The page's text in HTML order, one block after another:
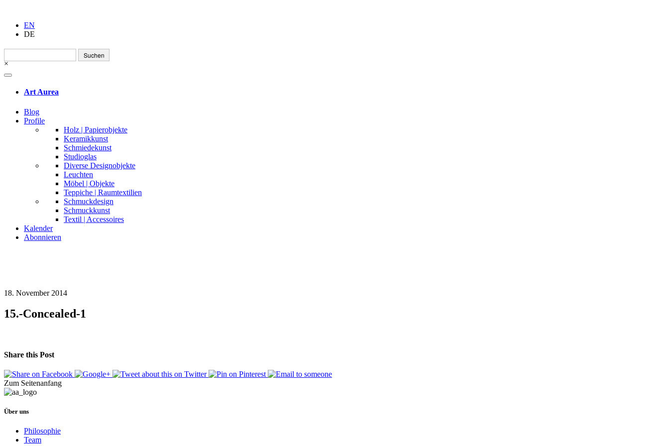
EN
DE
Suchen
nach:
×
Art Aurea
Blog
Profile
Holz | Papierobjekte
Keramikkunst
Schmiedekunst
Studioglas
Diverse Designobjekte
Leuchten
Möbel | Objekte
Teppiche | Raumtextilien
Schmuckdesign
Schmuckkunst
Textil | Accessoires
Kalender
Abonnieren
18. November 2014
15.-Concealed-1
Share this Post
Zum Seitenanfang
Über uns
Philosophie
Team